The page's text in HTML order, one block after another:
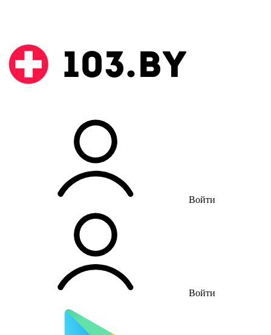
Войти
Войти